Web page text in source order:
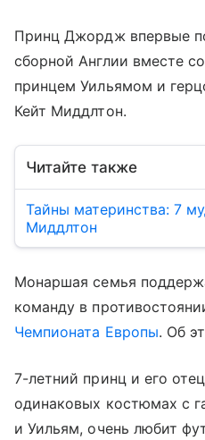
Принц Джордж впервые
сборной Англии вместе
принцем Уильямом и
Кейт Миддлтон.
Читайте также
Тайны материнства: 7
Миддлтон
Монаршая семья
команду в
Чемпионата Европы. Об
7-летний принц и его
одинаковых костюмах с
и Уильям, очень любит